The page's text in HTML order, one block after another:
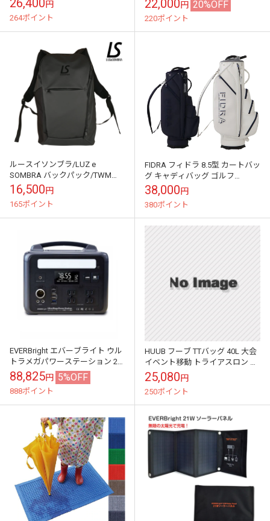
円
264ポイント
22,000円 20%OFF
220ポイント
ルースイソンブラ/LUZ e
SOMBRA バックパック/TWM
UTILLITY
BACKPACK【L1231440】
16,500円
165ポイント
FIDRA フィドラ 8.5型 カートバッ
グ キャディバッグ ゴルフ
FD5TNC17 日本仕様
38,000円
380ポイント
EVERBright エバーブライト ウル
トラメガパワーステーション 20
万ｍAh 640Wh / SSBUMPS ポー
タブル電源
88,825円 5%OFF
888ポイント
HUUB フーブ TTバッグ 40L 大会
イベント移動 トライアスロン マ
ラソン トランジション
25,080円
250ポイント